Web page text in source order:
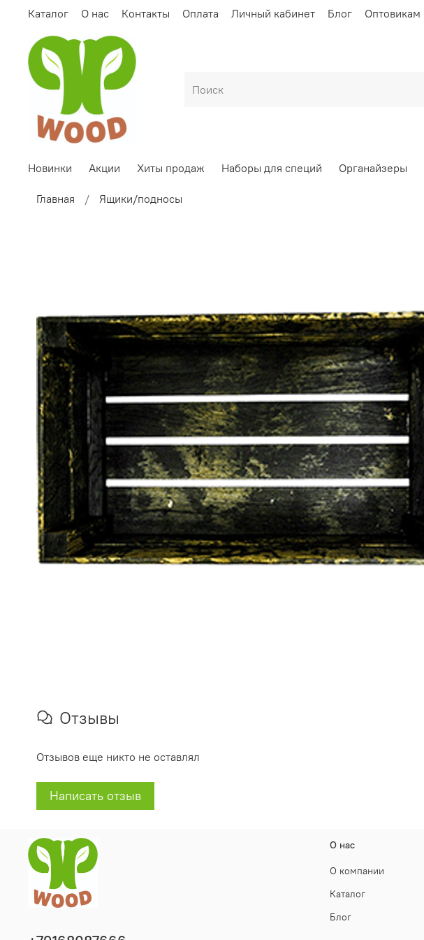
Каталог О нас Контакты Оплата Личный кабинет Блог Оптовикам
Новинки Акции Хиты продаж Наборы для специй Органайзеры
Главная Ящики/подносы
Отзывы
Отзывов еще никто не оставлял
Написать отзыв
О нас
О компании
Каталог
Блог